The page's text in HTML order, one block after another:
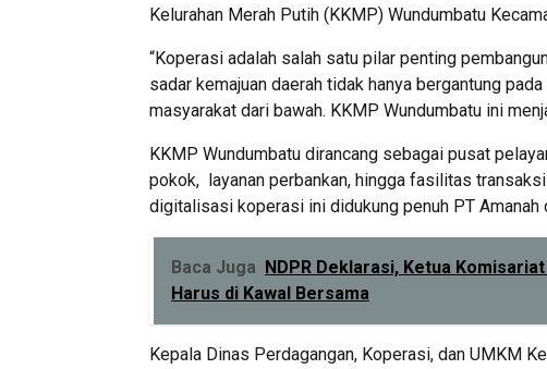
Kelurahan Merah Putih (KKMP) Wundumbatu
“Koperasi adalah salah satu pilar penting
sadar kemajuan daerah tidak hanya bergantung
masyarakat dari bawah. KKMP Wundumbatu ini
KKMP Wundumbatu dirancang sebagai pusat
pokok, layanan perbankan, hingga fasilitas
digitalisasi koperasi ini didukung penuh PT
Baca Juga NDPR Deklarasi, Ketua
Harus di Kawal Bersama
Kepala Dinas Perdagangan, Koperasi, dan UMKM